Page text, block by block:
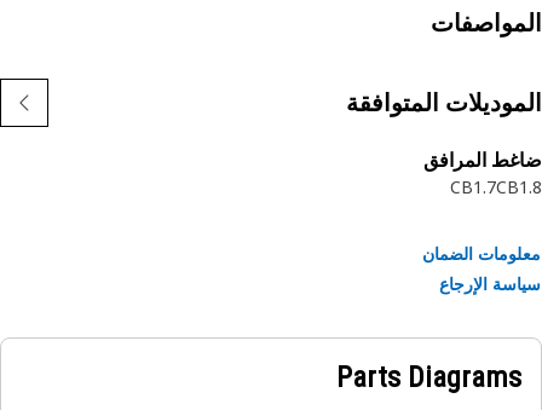
المتوافقة
المرافق
CB1.7
الضمان
الإرجاع
Parts Diagrams